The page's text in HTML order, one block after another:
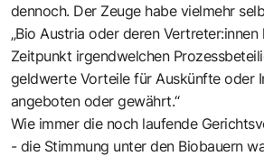
dennoch. Der Zeuge habe vielmehr
„Bio Austria oder deren
Zeitpunkt irgendwelchen
geldwerte Vorteile für Auskünfte oder
angeboten oder gewährt.“
Wie immer die noch laufende
- die Stimmung unter den Biobauern